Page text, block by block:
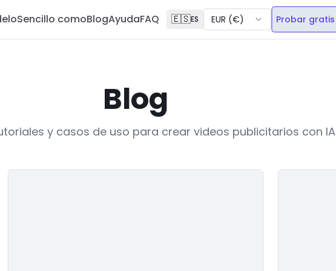
Sencillo comoBlogAyudaFAQ 🇪🇸ES EUR (€) Probar gratis
Blog
y casos de uso para crear videos publicitarios con IA